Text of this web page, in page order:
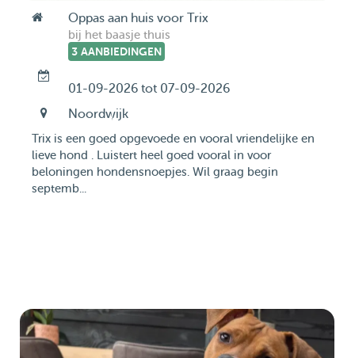
Oppas aan huis voor Trix
bij het baasje thuis
3 AANBIEDINGEN
01-09-2026 tot 07-09-2026
Noordwijk
Trix is een goed opgevoede en vooral vriendelijke en
lieve hond . Luistert heel goed vooral in voor
beloningen hondensnoepjes. Wil graag begin
septemb...